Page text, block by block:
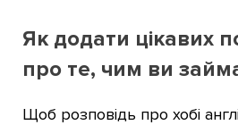
Як додати цікавих
про те, чим ви
Щоб розповідь про хобі